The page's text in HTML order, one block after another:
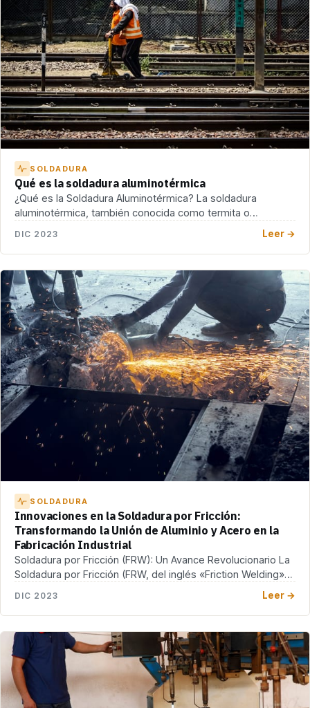
SOLDADURA
Qué es la soldadura aluminotérmica
¿Qué es la Soldadura Aluminotérmica? La soldadura
aluminotérmica, también conocida como termita o
DIC 2023 Leer →
SOLDADURA
Innovaciones en la Soldadura por Fricción:
Transformando la Unión de Aluminio y Acero en la
Fabricación Industrial
Soldadura por Fricción (FRW): Un Avance Revolucionario La
Soldadura por Fricción (FRW, del inglés «Friction Welding»),
DIC 2023 Leer →